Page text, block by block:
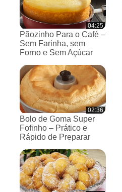
04:25
Pãozinho Para o Café –
Sem Farinha, sem
Forno e Sem Açúcar
02:36
Bolo de Goma Super
Fofinho – Prático e
Rápido de Preparar